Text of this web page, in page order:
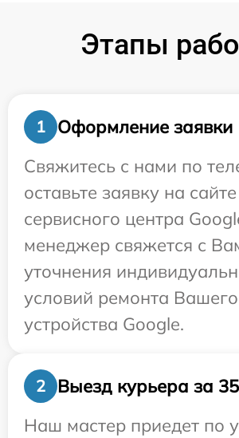
Этапы
1
Оформление заявки
Свяжитесь с нами по
оставьте заявку на сайте
сервисного центра
менеджер свяжется с
уточнения
условий ремонта Вашего
устройства Google.
2
Выезд курьера за
Наш мастер приедет по